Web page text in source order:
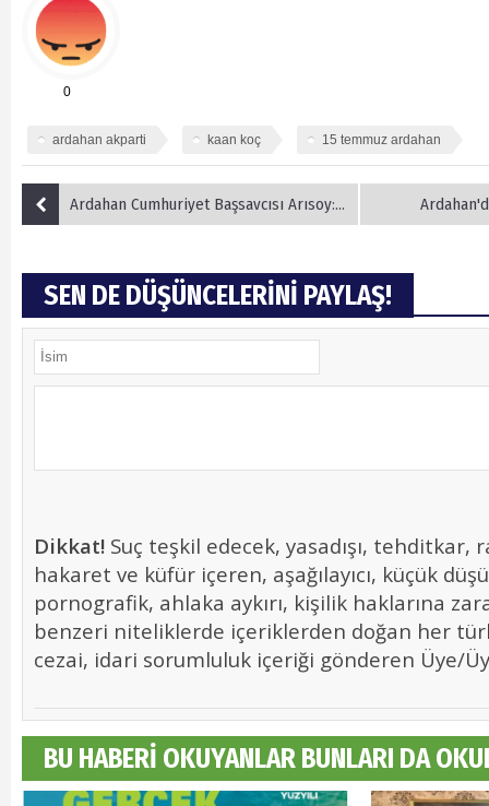
0
ardahan akparti kaan koç 15 temmuz ardahan
Ardahan Cumhuriyet Başsavcısı Arısoy: "15 Temmuz'da yaşananlar hak ile batılın savaşıydı
SEN DE DÜŞÜNCELERİNİ PAYLAŞ!
Dikkat! Suç teşkil edecek, yasadışı, tehditkar,
hakaret ve küfür içeren, aşağılayıcı, küçük
pornografik, ahlaka aykırı, kişilik haklarına
benzeri niteliklerde içeriklerden doğan her
cezai, idari sorumluluk içeriği gönderen Üye/
BU HABERİ OKUYANLAR BUNLARI DA